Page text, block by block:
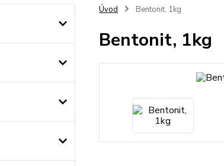
Úvod Bentonit, 1kg
Bentonit, 1kg